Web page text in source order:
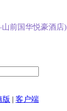
前国华悦豪酒店)
版 | 客户端